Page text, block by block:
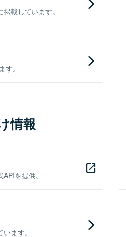
載しています。
。
情報
を提供。
ます。